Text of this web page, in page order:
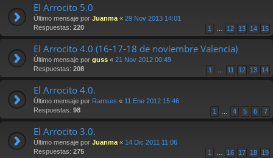
El Arrocito 5.0
Último mensaje por Juanma « 29 Nov 2013 14:01
Respuestas: 220 1 12 13 14 15
El Arrocito 4.0 (16-17-18 de noviembre Valencia)
Último mensaje por guss « 21 Nov 2012 00:49
Respuestas: 208 1 11 12 13 14
El Arrocito 4.0.
Último mensaje por Ramses « 11 Ene 2012 15:46
Respuestas: 98 1 4 5 6 7
El Arrocito 3.0.
Último mensaje por Juanma « 14 Dic 2011 11:06
Respuestas: 275 1 16 17 18 19